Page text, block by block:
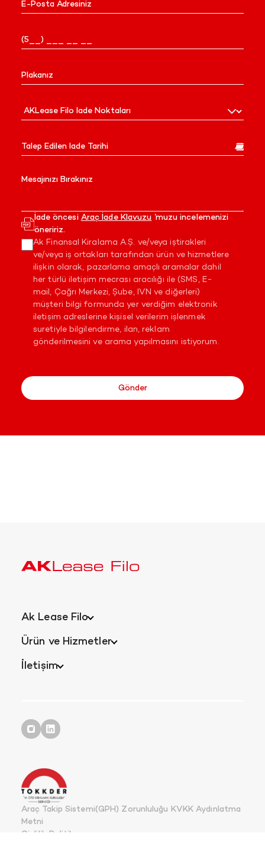
İade öncesi Araç İade Klavuzu ’muzu incelemenizi
öneririz.
Ak Finansal Kiralama A.Ş. ve/veya iştirakleri
ve/veya iş ortakları tarafından ürün ve hizmetlere
ilişkin olarak, pazarlama amaçlı aramalar dahil
her türlü iletişim mecrası aracılığı ile (SMS, E-
mail, Çağrı Merkezi, Şube, IVN ve diğerleri)
müşteri bilgi formunda yer verdiğim elektronik
iletişim adreslerine kişisel verilerim işlenmek
suretiyle bilgilendirme, ilan, reklam
gönderilmesini ve arama yapılmasını istiyorum.
Gönder
Ak Lease Filo
Ürün ve Hizmetler
İletişim
Gizlilik Politikası
Araç Takip Sistemi(GPH) Zorunluluğu KVKK Aydınlatma
Metni